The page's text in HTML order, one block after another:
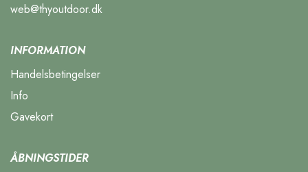
web@thyoutdoor.dk
INFORMATION
Handelsbetingelser
Info
Gavekort
ÅBNINGSTIDER